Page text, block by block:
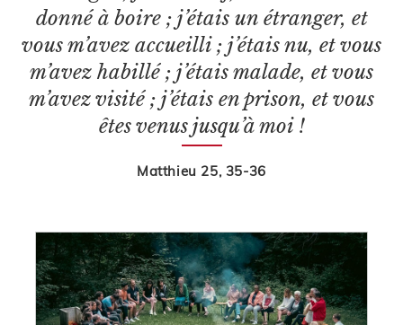
donné à boire ; j’étais un étranger, et
vous m’avez accueilli ; j’étais nu, et vous
m’avez habillé ; j’étais malade, et vous
m’avez visité ; j’étais en prison, et vous
êtes venus jusqu’à moi !
Matthieu 25, 35-36